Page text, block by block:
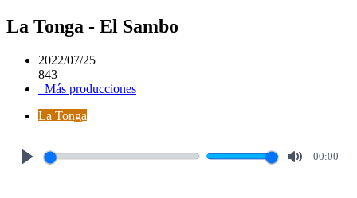
La Tonga - El Sambo
2022/07/25
843
Más producciones
La Tonga
00:00